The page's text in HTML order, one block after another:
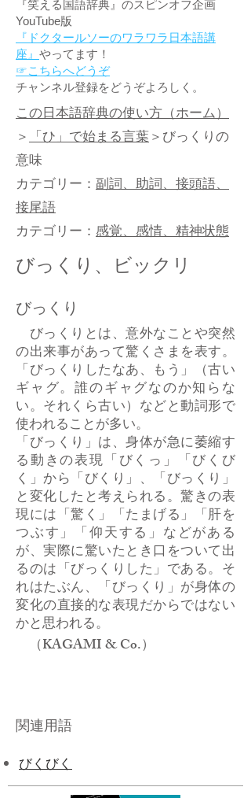
『笑える国語辞典』のスピンオフ企画
YouTube版
『ドクタールソーのワラワラ日本語講
座』 やってます！
☞こちらへどうぞ
チャンネル登録をどうぞよろしく。
この日本語辞典の使い方（ホーム）
＞「ひ」で始まる言葉＞びっくりの
意味
カテゴリー： 副詞、助詞、接頭語、
接尾語
カテゴリー： 感覚、感情、精神状態
びっくり、ビックリ
びっくり
びっくりとは、意外なことや突然
の出来事があって驚くさまを表す。
「びっくりしたなあ、もう」（古い
ギャグ。誰のギャグなのか知らな
い。それくら古い）などと動詞形で
使われることが多い。
「びっくり」は、身体が急に萎縮す
る動きの表現「びくっ」「びくび
く」から「びくり」、「びっくり」
と変化したと考えられる。驚きの表
現には「驚く」「たまげる」「肝を
つぶす」「仰天する」などがある
が、実際に驚いたとき口をついて出
るのは「びっくりした」である。そ
れはたぶん、「びっくり」が身体の
変化の直接的な表現だからではない
かと思われる。
（KAGAMI & Co.）
関連用語
びくびく